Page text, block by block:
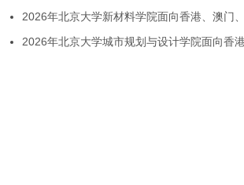
2026年北京大学新材料学院面向香港、澳门
2026年北京大学城市规划与设计学院面向香